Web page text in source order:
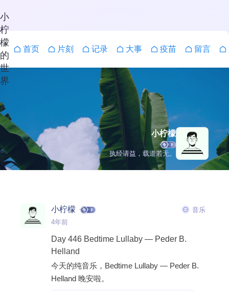
小
柠
檬
的
世
界
首页 片刻 记录 大事 疫苗 留言
成长日记 宝宝辅食 宝宝课堂
小柠檬
执经请益，载道若无。
小柠檬
音乐
4年前
Day 446 Bedtime Lullaby — Peder B.
Helland
今天的纯音乐，Bedtime Lullaby — Peder B.
Helland 晚安啦。